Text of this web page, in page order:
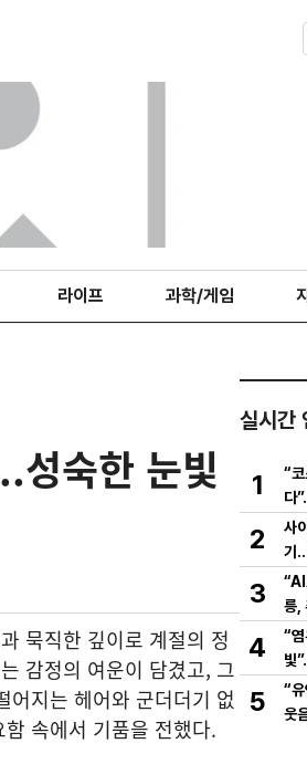
라이프 과학/게임
성숙한 눈빛
묵직한 깊이로 계절의 정
감정의 여운이 담겼고, 그
어지는 헤어와 군더더기 없
속에서 기품을 전했다.
실시간
1
“코
다
로
2
사
기
보
3
릉,
신
4
“
빛
유
5
“
웃